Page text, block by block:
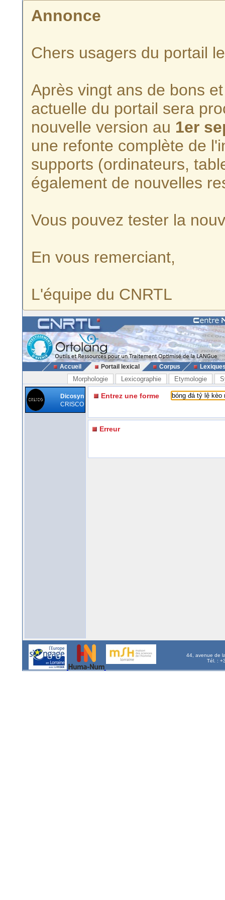
Annonce
Chers usagers du portail
Après vingt ans de bons
actuelle du portail sera
nouvelle version au 1er
une refonte complète de
supports (ordinateurs,
également de nouvelles
Vous pouvez tester la
En vous remerciant,
L'équipe du CNRTL
Accueil Portail lexical Corpus
Morphologie Lexicographie Etymologie
Dicosyn
CRISCO
Entrez une forme
Erreur
44, avenue de
Tél. :